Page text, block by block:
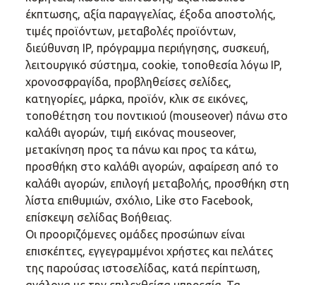
έκπτωσης, αξία παραγγελίας, έξοδα αποστολής,
τιμές προϊόντων, μεταβολές προϊόντων,
διεύθυνση IP, πρόγραμμα περιήγησης, συσκευή,
λειτουργικό σύστημα, cookie, τοποθεσία λόγω IP,
χρονοσφραγίδα, προβληθείσες σελίδες,
κατηγορίες, μάρκα, προϊόν, κλικ σε εικόνες,
τοποθέτηση του ποντικιού (mouseover) πάνω στο
καλάθι αγορών, τιμή εικόνας mouseover,
μετακίνηση προς τα πάνω και προς τα κάτω,
προσθήκη στο καλάθι αγορών, αφαίρεση από το
καλάθι αγορών, επιλογή μεταβολής, προσθήκη στη
λίστα επιθυμιών, σχόλιο, Like στο Facebook,
επίσκεψη σελίδας Βοήθειας.
Οι προοριζόμενες ομάδες προσώπων είναι
επισκέπτες, εγγεγραμμένοι χρήστες και πελάτες
της παρούσας ιστοσελίδας, κατά περίπτωση,